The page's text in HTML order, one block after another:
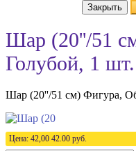
Закрыть
Шар (20''/51
Голубой, 1 шт.
Шар (20''/51 см) Фигура,
Цена: 42,00 42.00 руб.